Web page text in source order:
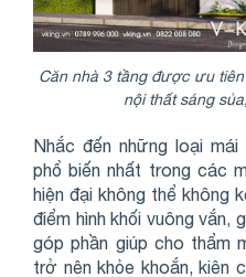
Căn nhà 3 tầng được ưu
nội thất sáng
Nhắc đến những loại
phổ biến nhất trong các
hiện đại không thể không
điểm hình khối vuông vắn,
góp phần giúp cho thẩm
trở nên khỏe khoắn, kiên